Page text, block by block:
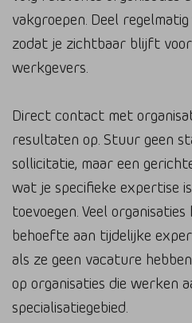
vakgroepen. Deel
zodat je zichtbaar blijft voor
werkgevers.
Direct contact met
resultaten op. Stuur geen
sollicitatie, maar een
wat je specifieke expertise
toevoegen. Veel
behoefte aan tijdelijke
als ze geen vacature
op organisaties die werken
specialisatiegebied.